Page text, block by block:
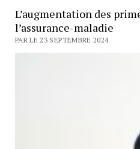
L’augmentation des
l’assurance-maladie
PAR LE 23 SEPTEMBRE 2024